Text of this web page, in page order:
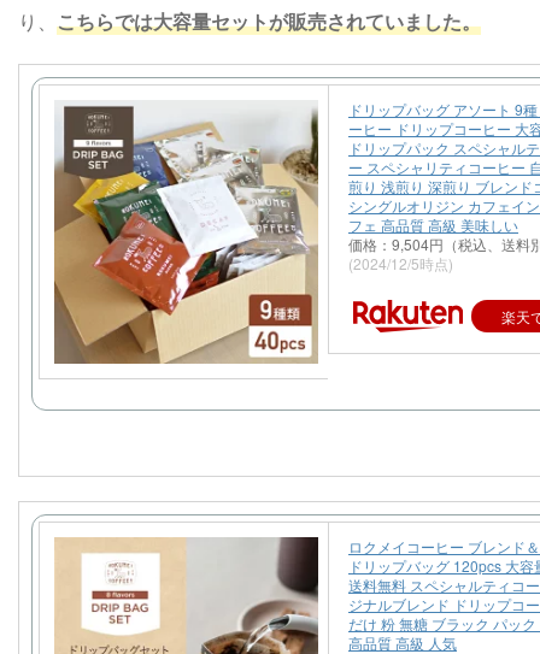
り、 こちらでは大容量セットが販売されていました。
ドリップバッグ アソート 9
ーヒー ドリップコーヒー 大
ドリップパック スペシャル
ー スペシャリティコーヒー
煎り 浅煎り 深煎り ブレンド
シングルオリジン カフェイ
フェ 高品質 高級 美味しい
価格：9,504円（税込、送料
(2024/12/5時点)
楽天
ロクメイコーヒー ブレンド
ドリップバッグ 120pcs 大容
送料無料 スペシャルティコ
ジナルブレンド ドリップコ
だけ 粉 無糖 ブラック パッ
高品質 高級 人気